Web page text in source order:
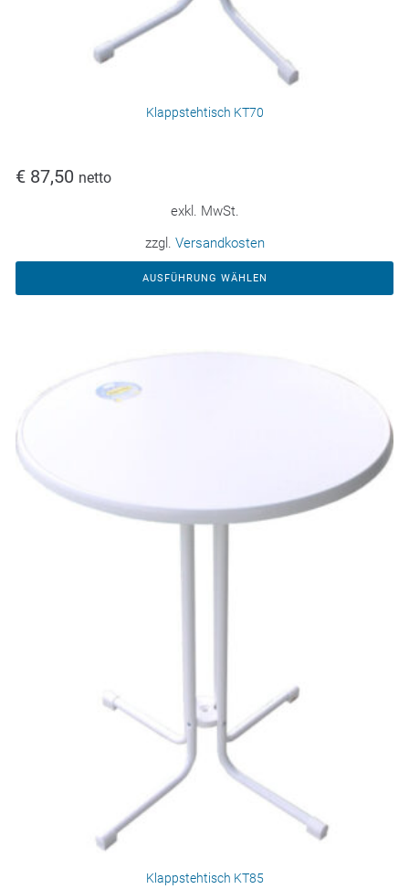
Klappstehtisch KT70
€ 87,50 netto
exkl. MwSt.
zzgl. Versandkosten
AUSFÜHRUNG WÄHLEN
Klappstehtisch KT85